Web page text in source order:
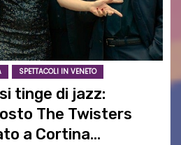
SPETTACOLI IN VENETO
tinge di jazz:
The Twisters
a Cortina